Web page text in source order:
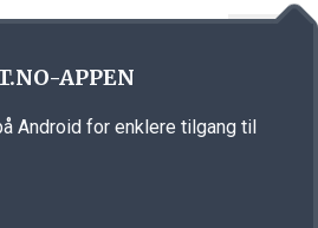
APPEN
Android for enklere tilgang til